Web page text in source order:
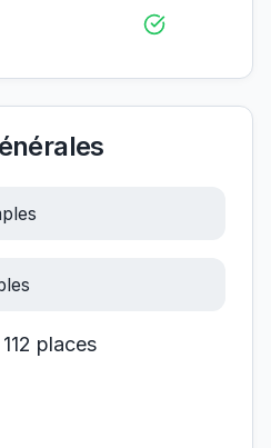
112 places